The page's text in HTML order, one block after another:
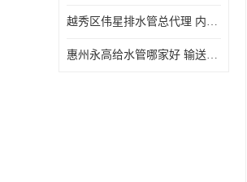
越秀区伟星排水管总代理 内部表面光滑 大功率 效率高
惠州永高给水管哪家好 输送能力强 方便施工和运输